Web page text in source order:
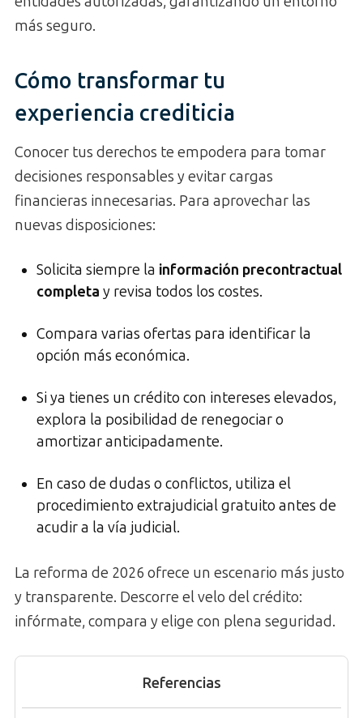
más seguro.
Cómo transformar tu
experiencia crediticia
Conocer tus derechos te empodera para tomar
decisiones responsables y evitar cargas
financieras innecesarias. Para aprovechar las
nuevas disposiciones:
Solicita siempre la información precontractual
completa y revisa todos los costes.
Compara varias ofertas para identificar la
opción más económica.
Si ya tienes un crédito con intereses elevados,
explora la posibilidad de renegociar o
amortizar anticipadamente.
En caso de dudas o conflictos, utiliza el
procedimiento extrajudicial gratuito antes de
acudir a la vía judicial.
La reforma de 2026 ofrece un escenario más justo
y transparente. Descorre el velo del crédito:
infórmate, compara y elige con plena seguridad.
Referencias